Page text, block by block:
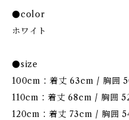
●color
ホワイト
●size
100cm：着丈 63cm / 胸囲
110cm：着丈 68cm / 胸囲
120cm：着丈 73cm / 胸囲